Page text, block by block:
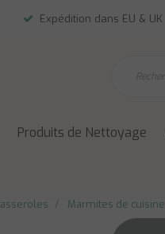
Expédition dans EU & UK
Produits de Nettoyage
Marmites de cuisine